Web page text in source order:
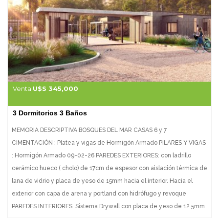
calidad. Consulte con nuestros asesores, ultimas 4 unidades
disponibles! Aceptamos financiación!
Venta U$S 345,000
3 Dormitorios 3 Baños
MEMORIA DESCRIPTIVA BOSQUES DEL MAR CASAS 6 y 7
CIMENTACIÓN : Platea y vigas de Hormigón Armado PILARES Y VIGAS
: Hormigón Armado 09-02-26 PAREDES EXTERIORES: con ladrillo
cerámico hueco ( cholo) de 17cm de espesor con aislación térmica de
lana de vidrio y placa de yeso de 15mm hacia el interior. Hacia el
exterior con capa de arena y portland con hidrófugo y revoque
PAREDES INTERIORES. Sistema Drywall con placa de yeso de 12.5mm